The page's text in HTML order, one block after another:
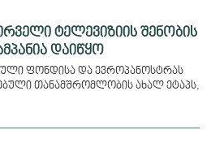
ტელევიზიის შენობის
დაიწყო
ფონდისა და ევროპანოსტრას
თანამშრომლობის ახალ ეტაპს,